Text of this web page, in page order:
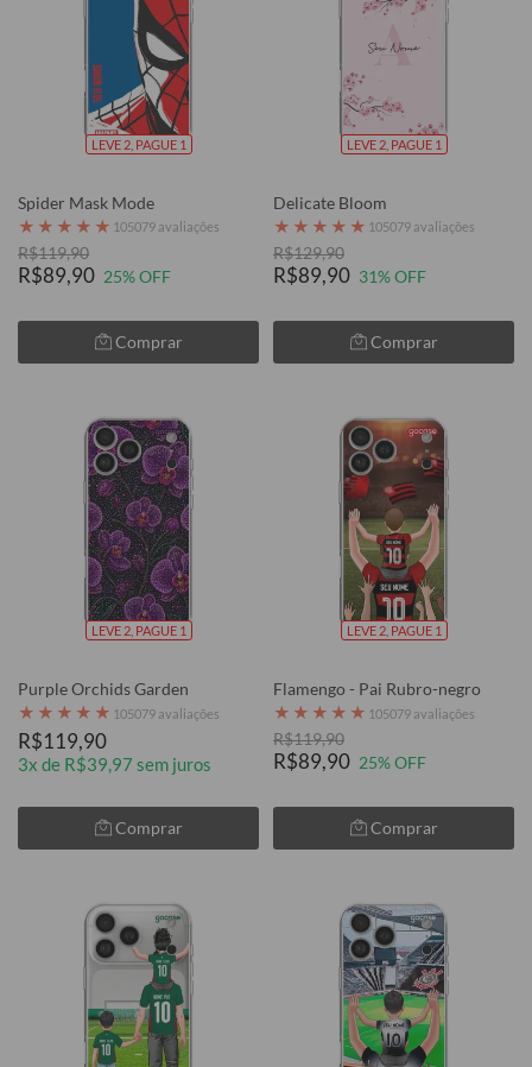
LEVE 2, PAGUE 1
Spider Mask Mode
★ ★ ★ ★ ★ 105079 avaliações
R$119,90
R$89,90 25% OFF
Comprar
LEVE 2, PAGUE 1
Delicate Bloom
★ ★ ★ ★ ★ 105079 avaliações
R$129,90
R$89,90 31% OFF
Comprar
LEVE 2, PAGUE 1
Purple Orchids Garden
★ ★ ★ ★ ★ 105079 avaliações
R$119,90
3x de R$39,97 sem juros
Comprar
LEVE 2, PAGUE 1
Flamengo - Pai Rubro-negro
★ ★ ★ ★ ★ 105079 avaliações
R$119,90
R$89,90 25% OFF
Comprar